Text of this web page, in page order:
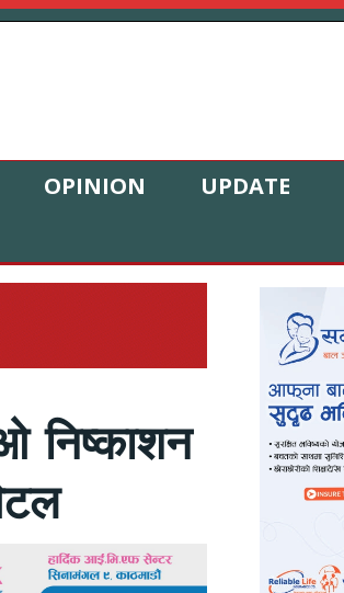
OPINION UPDATE
निष्काशन